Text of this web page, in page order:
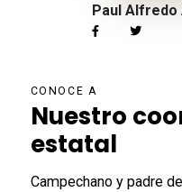
Paul Alfredo
CONOCE A
Nuestro
estatal
Campechano y padre